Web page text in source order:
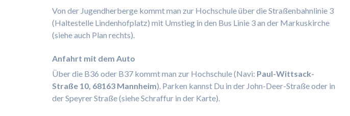
Von der Jugendherberge kommt man zur Hochschule über die Straßenbahnlinie 3
(Haltestelle Lindenhofplatz) mit Umstieg in den Bus Linie 3 an der Markuskirche
(siehe auch Plan rechts).
Anfahrt mit dem Auto
Über die B36 oder B37 kommt man zur Hochschule (Navi: Paul-Wittsack-
Straße 10, 68163 Mannheim). Parken kannst Du in der John-Deer-Straße oder in
der Speyrer Straße (siehe Schraffur in der Karte).